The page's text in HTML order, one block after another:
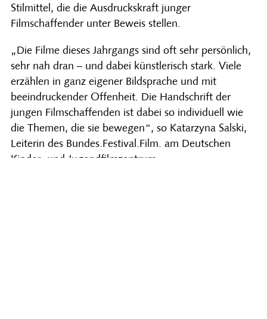
Stilmittel, die die Ausdruckskraft junger
Filmschaffender unter Beweis stellen.
„Die Filme dieses Jahrgangs sind oft sehr persönlich,
sehr nah dran – und dabei künstlerisch stark. Viele
erzählen in ganz eigener Bildsprache und mit
beeindruckender Offenheit. Die Handschrift der
jungen Filmschaffenden ist dabei so individuell wie
die Themen, die sie bewegen“, so Katarzyna Salski,
Leiterin des Bundes.Festival.Film. am Deutschen
Kinder- und Jugendfilmzentrum.